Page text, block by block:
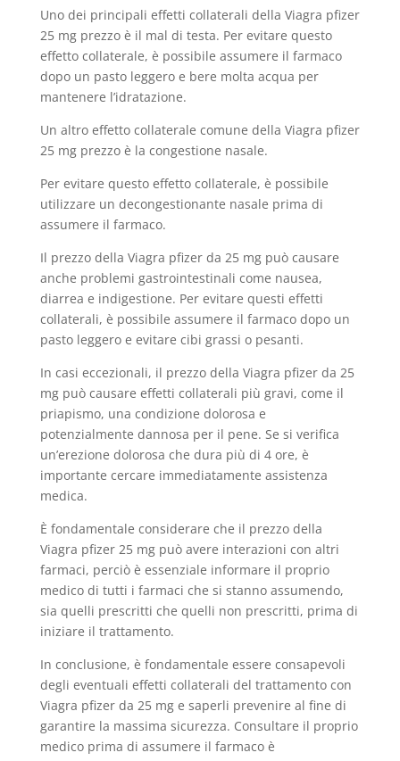
Uno dei principali effetti collaterali della Viagra pfizer
25 mg prezzo è il mal di testa. Per evitare questo
effetto collaterale, è possibile assumere il farmaco
dopo un pasto leggero e bere molta acqua per
mantenere l’idratazione.
Un altro effetto collaterale comune della Viagra pfizer
25 mg prezzo è la congestione nasale.
Per evitare questo effetto collaterale, è possibile
utilizzare un decongestionante nasale prima di
assumere il farmaco.
Il prezzo della Viagra pfizer da 25 mg può causare
anche problemi gastrointestinali come nausea,
diarrea e indigestione. Per evitare questi effetti
collaterali, è possibile assumere il farmaco dopo un
pasto leggero e evitare cibi grassi o pesanti.
In casi eccezionali, il prezzo della Viagra pfizer da 25
mg può causare effetti collaterali più gravi, come il
priapismo, una condizione dolorosa e
potenzialmente dannosa per il pene. Se si verifica
un’erezione dolorosa che dura più di 4 ore, è
importante cercare immediatamente assistenza
medica.
È fondamentale considerare che il prezzo della
Viagra pfizer 25 mg può avere interazioni con altri
farmaci, perciò è essenziale informare il proprio
medico di tutti i farmaci che si stanno assumendo,
sia quelli prescritti che quelli non prescritti, prima di
iniziare il trattamento.
In conclusione, è fondamentale essere consapevoli
degli eventuali effetti collaterali del trattamento con
Viagra pfizer da 25 mg e saperli prevenire al fine di
garantire la massima sicurezza. Consultare il proprio
medico prima di assumere il farmaco è